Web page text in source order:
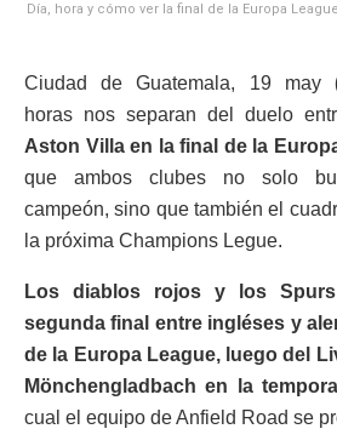
Día, hora y cómo ver la final de la Europa
Ciudad de Guatemala, 19 may
horas nos separan del duelo
Aston Villa en la final de la
que ambos clubes no solo
campeón, sino que también el
la próxima Champions Legue.
Los diablos rojos y los Spurs
segunda final entre ingléses y
de la Europa League, luego del
Mönchengladbachen la
cual el equipo de Anfield Road se